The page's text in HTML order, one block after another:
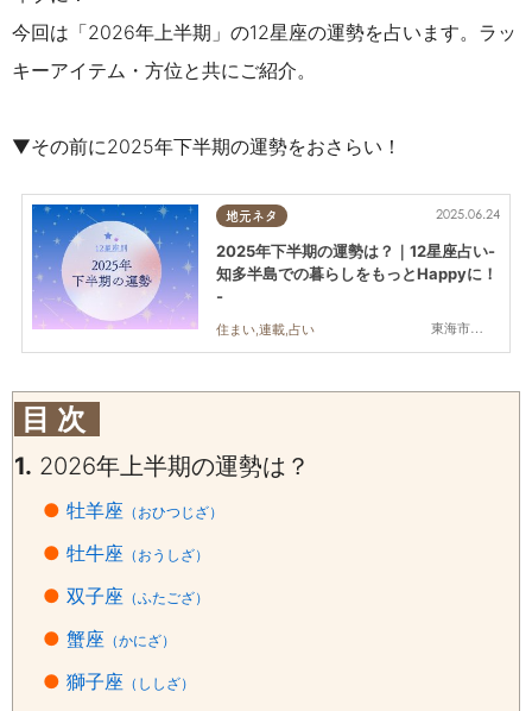
今回は「2026年上半期」の12星座の運勢を占います。 ラッ
キーアイテム・方位と共にご紹介。
▼その前に2025年下半期の運勢をおさらい！
地元ネタ
東海市,大府市,知多市,東浦町,阿久比町,半田市,常滑市,武豊町,美浜町,南知多町
2025.06.24
2025年下半期の運勢は？｜12星座占い-
知多半島での暮らしをもっとHappyに！
-
住まい,連載,占い
目 次
1. 2026年上半期の運勢は？
● 牡羊座 （おひつじざ）
● 牡牛座 （おうしざ）
● 双子座 （ふたござ）
● 蟹座 （かにざ）
● 獅子座 （ししざ）